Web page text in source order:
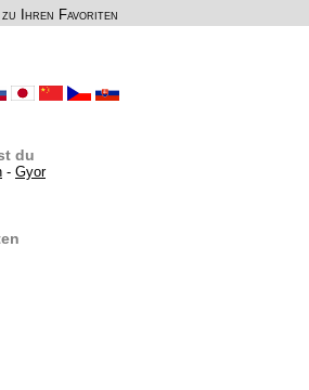
zu Ihren Favoriten
du
- Gyor